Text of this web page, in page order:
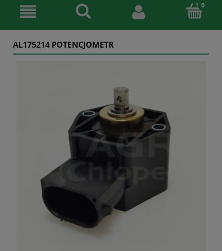
AL175214 POTENCJOMETR